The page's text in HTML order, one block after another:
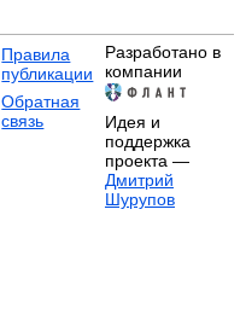
Правила
публикации
Обратная
связь
Разработано в
компании
Идея и
поддержка
проекта —
Дмитрий
Шурупов